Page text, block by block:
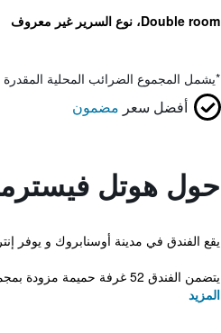
Double room، نوع السرير غير معروف
*يشمل المجموع الضرائب المحلية
أفضل سعر مضمون
حول هوتل
يقع الفندق في مدينة أوسنابروك و يوفر
يتضمن الفندق 52 غرفة حميمة مزودة بمجموعة من الم...
المزيد